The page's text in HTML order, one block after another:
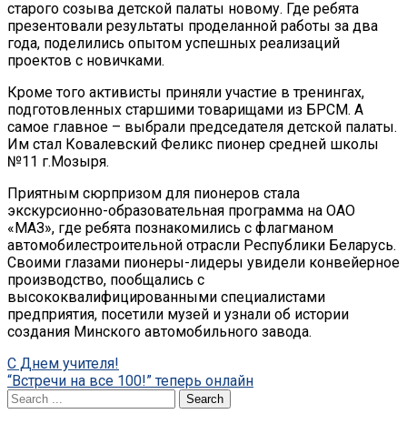
старого созыва детской палаты новому. Где ребята
презентовали результаты проделанной работы за два
года, поделились опытом успешных реализаций
проектов с новичками.
Кроме того активисты приняли участие в тренингах,
подготовленных старшими товарищами из БРСМ. А
самое главное – выбрали председателя детской палаты.
Им стал Ковалевский Феликс пионер средней школы
№11 г.Мозыря.
Приятным сюрпризом для пионеров стала
экскурсионно-образовательная программа на ОАО
«МАЗ», где ребята познакомились с флагманом
автомобилестроительной отрасли Республики Беларусь.
Своими глазами пионеры-лидеры увидели конвейерное
производство, пообщались с
высококвалифицированными специалистами
предприятия, посетили музей и узнали об истории
создания Минского автомобильного завода.
Post
navigation
С Днем учителя!
“Встречи на все 100!” теперь онлайн
Search
for: